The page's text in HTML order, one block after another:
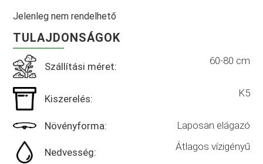
Jelenleg nem rendelhető
TULAJDONSÁGOK
Szállítási méret: 60-80 cm
Kiszerelés: K5
Növényforma: Laposan elágazó
Nedvesség: Átlagos vízigényű